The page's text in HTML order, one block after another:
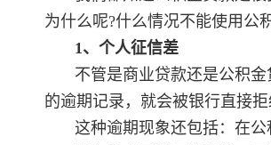
为什么呢?什么情况不能使用公
1、个人征信差
不管是商业贷款还是公积
的逾期记录，就会被银行直接拒
这种逾期现象还包括：在